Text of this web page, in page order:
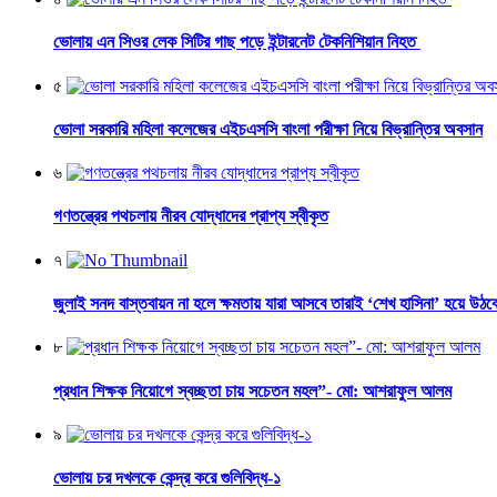
ভোলায় এন সিওর লেক সিটির গাছ পড়ে ইন্টারনেট টেকনিশিয়ান নিহত
৫
ভোলা সরকারি মহিলা কলেজের এইচএসসি বাংলা পরীক্ষা নিয়ে বিভ্রান্তির অবসান
৬
গণতন্ত্রের পথচলায় নীরব যোদ্ধাদের প্রাপ্য স্বীকৃত
৭
জুলাই সনদ বাস্তবায়ন না হলে ক্ষমতায় যারা আসবে তারাই ‘শেখ হাসিনা’ হয়ে
৮
প্রধান শিক্ষক নিয়োগে স্বচ্ছতা চায় সচেতন মহল”- মো: আশরাফুল আলম
৯
ভোলায় চর দখলকে কেন্দ্র করে গুলিবিদ্ধ-১